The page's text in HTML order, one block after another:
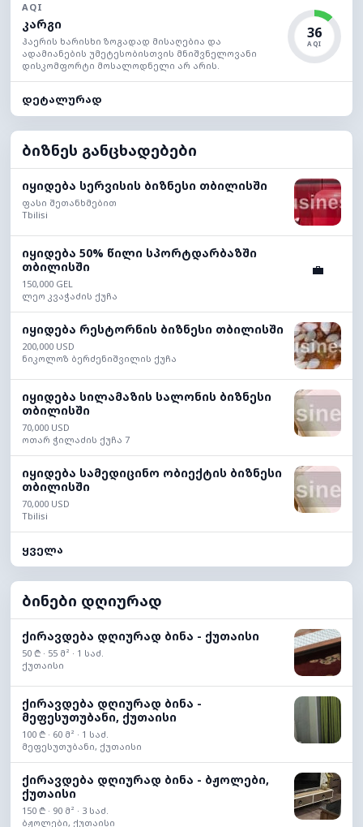
AQI
კარგი
ჰაერის ხარისხი ზოგადად მისაღებია და
ადამიანების უმეტესობისთვის მნიშვნელოვანი
დისკომფორტი მოსალოდნელი არ არის.
36
AQI
დეტალურად
ბიზნეს განცხადებები
იყიდება სერვისის ბიზნესი თბილისში
ფასი შეთანხმებით
Tbilisi
იყიდება 50% წილი სპორტდარბაზში
თბილისში
150,000 GEL
ლეო კვაჭაძის ქუჩა
💼
იყიდება რესტორნის ბიზნესი თბილისში
200,000 USD
ნიკოლოზ ბერძენიშვილის ქუჩა
იყიდება სილამაზის სალონის ბიზნესი
თბილისში
70,000 USD
ოთარ ჭილაძის ქუჩა 7
იყიდება სამედიცინო ობიექტის ბიზნესი
თბილისში
70,000 USD
Tbilisi
ყველა
ბინები დღიურად
ქირავდება დღიურად ბინა - ქუთაისი
50 ₾ · 55 მ² · 1 საძ.
ქუთაისი
ქირავდება დღიურად ბინა -
მეფესუთუბანი, ქუთაისი
100 ₾ · 60 მ² · 1 საძ.
მეფესუთუბანი, ქუთაისი
ქირავდება დღიურად ბინა - ბჟოლები,
ქუთაისი
150 ₾ · 90 მ² · 3 საძ.
ბჟოლები, ქუთაისი